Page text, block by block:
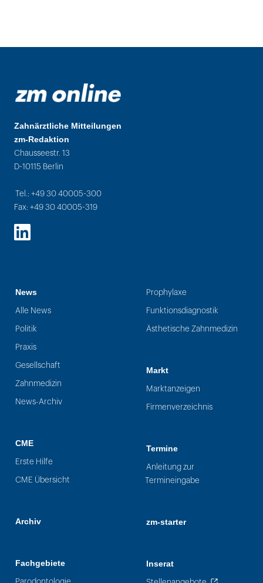
Zahnärztliche Mitteilungen
zm-Redaktion
Chausseestr. 13
D-10115 Berlin
Tel.: +49 30 40005-300
Fax: +49 30 40005-319
LinkedIn
News
Alle News
Politik
Praxis
Gesellschaft
Zahnmedizin
News-Archiv
CME
Erste Hilfe
CME Übersicht
Archiv
Fachgebiete
Prophylaxe
Funktionsdiagnostik
Ästhetische Zahnmedizin
Markt
Marktanzeigen
Firmenverzeichnis
Termine
Anleitung zur
Termineingabe
zm-starter
Inserat